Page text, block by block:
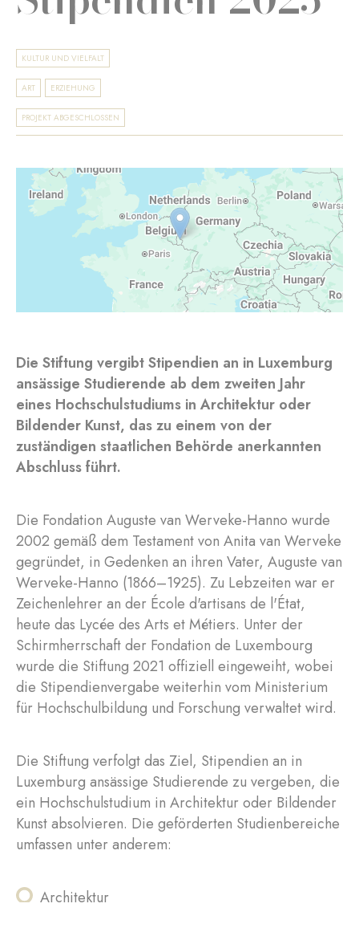
KULTUR UND VIELFALT
ART ERZIEHUNG
PROJEKT ABGESCHLOSSEN
Die Stiftung vergibt Stipendien an in Luxemburg
ansässige Studierende ab dem zweiten Jahr
eines Hochschulstudiums in Architektur oder
Bildender Kunst, das zu einem von der
zuständigen staatlichen Behörde anerkannten
Abschluss führt.
Die Fondation Auguste van Werveke-Hanno wurde
2002 gemäß dem Testament von Anita van Werveke
gegründet, in Gedenken an ihren Vater, Auguste van
Werveke-Hanno (1866–1925). Zu Lebzeiten war er
Zeichenlehrer an der École d'artisans de l'État,
heute das Lycée des Arts et Métiers. Unter der
Schirmherrschaft der Fondation de Luxembourg
wurde die Stiftung 2021 offiziell eingeweiht, wobei
die Stipendienvergabe weiterhin vom Ministerium
für Hochschulbildung und Forschung verwaltet wird.
Die Stiftung verfolgt das Ziel, Stipendien an in
Luxemburg ansässige Studierende zu vergeben, die
ein Hochschulstudium in Architektur oder Bildender
Kunst absolvieren. Die geförderten Studienbereiche
umfassen unter anderem:
Architektur